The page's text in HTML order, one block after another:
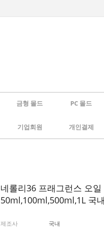
금형 몰드 PC 몰드
기업회원 개인결제
네롤리36 프래그런스 오일
50ml,100ml,500ml,1L 국
제조사
국내